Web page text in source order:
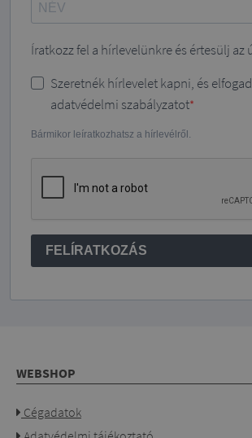
Íratkozz fel a hírlevelünkre és értesülj az
Szeretnék hírlevelet kapni, és
adatvédelmi szabályzatot
Bármikor leíratkozhatsz a hírlevélről.
FELÍRATKOZÁS
WEBSHOP
Cégadatok